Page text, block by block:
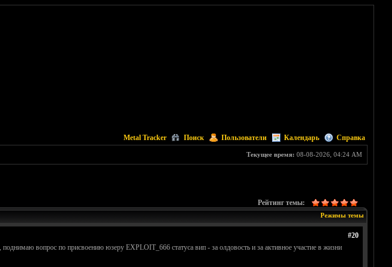
Metal Tracker Поиск Пользователи Календарь Справка
Текущее время: 08-08-2026, 04:24 AM
Рейтинг темы:
Режимы темы
#20
вопрос по присвоению юзеру EXPLOIT_666 статуса вип - за олдовость и за активное участие в жизни